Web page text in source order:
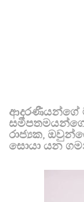
ආදරණීයන්ගේ
රාජ්‍යක,
සොයා යන